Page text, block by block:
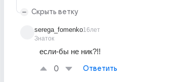
Скрыть ветку
serega_fomenko
Знаток
16лет
если-бы не ник?!!
0 Ответить